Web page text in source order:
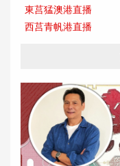
東莒猛澳港直播
西莒青帆港直播